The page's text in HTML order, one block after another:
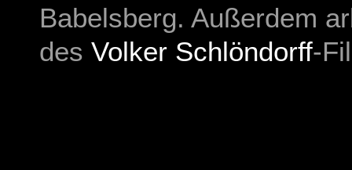
Babelsberg. Außerdem
des Volker Schlöndorff-